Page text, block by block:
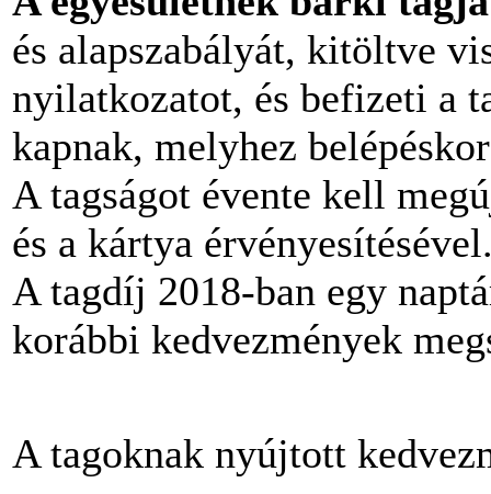
és alapszabályát, kitöltve
nyilatkozatot, és befizeti a
kapnak, melyhez
A tagságot évente kell
és a kártya
A tagdíj 2018-ban egy
korábbi kedvezmények
A tagoknak nyújtott